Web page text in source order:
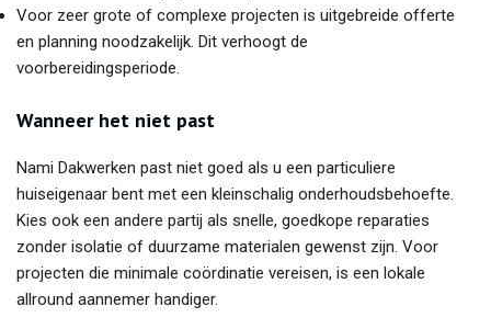
Voor zeer grote of complexe projecten is uitgebreide offerte
en planning noodzakelijk. Dit verhoogt de
voorbereidingsperiode.
Wanneer het niet past
Nami Dakwerken past niet goed als u een particuliere
huiseigenaar bent met een kleinschalig onderhoudsbehoefte.
Kies ook een andere partij als snelle, goedkope reparaties
zonder isolatie of duurzame materialen gewenst zijn. Voor
projecten die minimale coördinatie vereisen, is een lokale
allround aannemer handiger.